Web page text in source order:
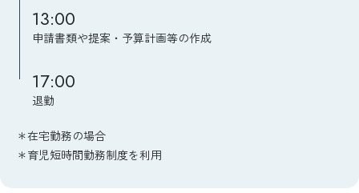
13:00
申請書類や提案・予算計画等の作成
17:00
退勤
＊在宅勤務の場合
＊育児短時間勤務制度を利用